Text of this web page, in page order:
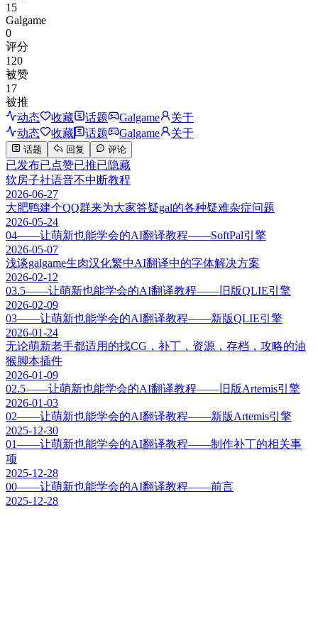
15
Galgame
0
评分
120
被赞
17
被推
动态
收藏 话题 Galgame
关于
动态
收藏 话题 Galgame 关于
话题 回复 评论
已发布已点赞已推已隐藏
软房子社语音不中断教程
2026-06-27
大肥鸭建个QQ群来为大家答疑gal的各种疑难杂症问题
2026-05-24
04——让萌新也能学会的AI翻译教程——SoftPal引擎
2026-05-07
浅谈galgame生肉汉化繁中AI翻译中的字体解决方案
2026-02-12
03.5——让萌新也能学会的AI翻译教程——旧版QLIE引擎
2026-02-09
03——让萌新也能学会的AI翻译教程——新版QLIE引擎
2026-01-24
无论萌新老手都适用的找CG，补丁，资源，存档，攻略的油
猴脚本插件
2026-01-09
02.5——让萌新也能学会的AI翻译教程——旧版Artemis引擎
2026-01-03
02——让萌新也能学会的AI翻译教程——新版Artemis引擎
2025-12-30
01——让萌新也能学会的AI翻译教程——制作补丁的相关事
项
2025-12-28
00——让萌新也能学会的AI翻译教程——前言
2025-12-28